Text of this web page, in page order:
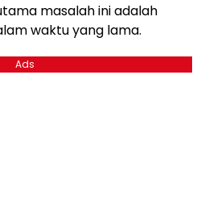
masalah ini adalah
waktu yang lama.
Ads